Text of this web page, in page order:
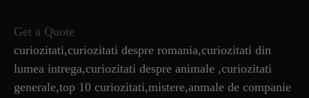
Get a Quote
curiozitati,curiozitati despre romania,curiozitati din
lumea intrega,curiozitati despre animale ,curiozitati
generale,top 10 curiozitati,mistere,anmale de companie